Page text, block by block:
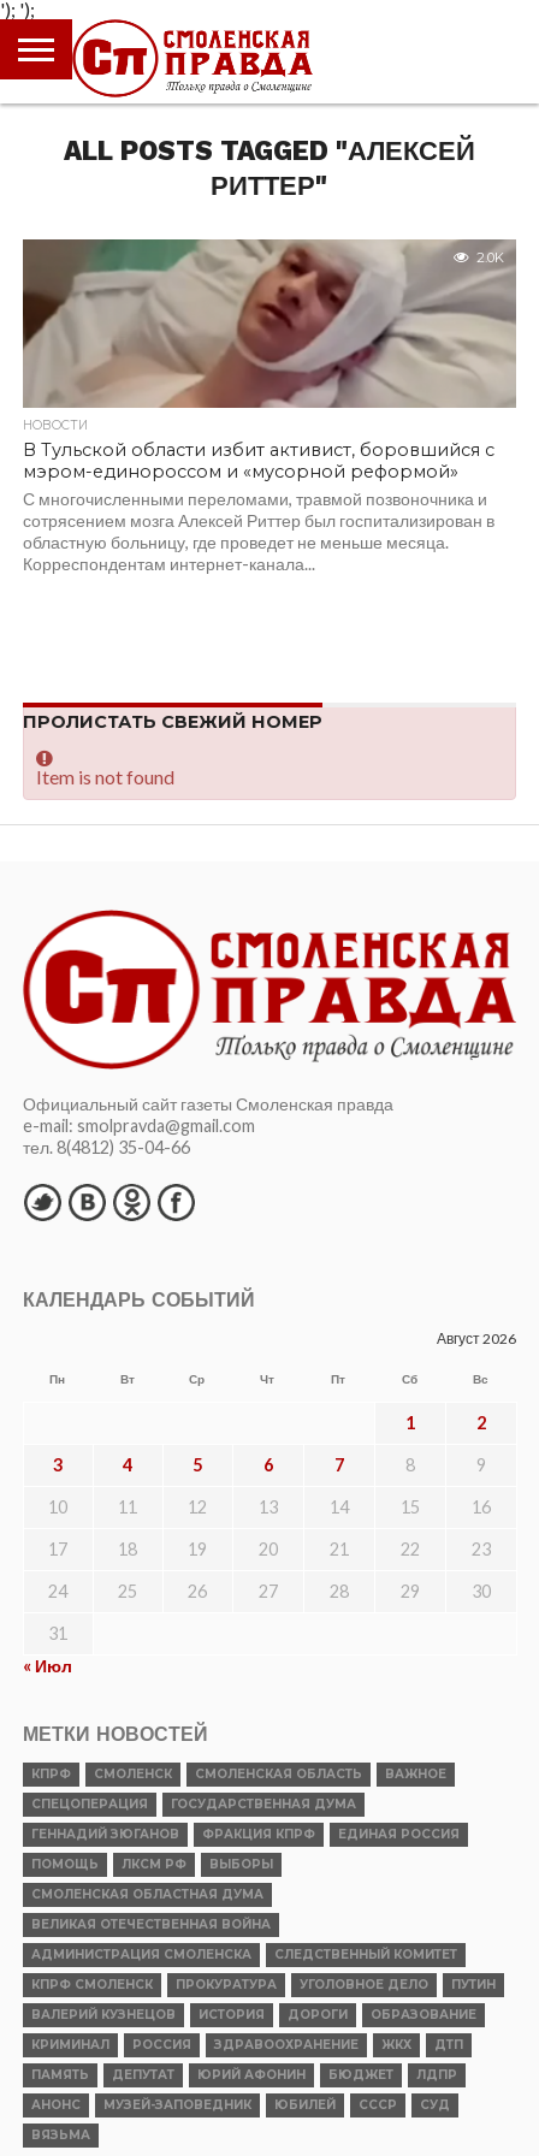
');
ГЛАВНАЯ
НОВОСТИ
ПРОИСШЕСТВИЯ
ПОЛИТИКА
КУЛЬТУРА
ЭКОНОМИКА
ОБЩЕСТВО
БЛОГИ
ALL POSTS TAGGED "АЛЕКСЕЙ
РИТТЕР"
2.0K
НОВОСТИ
В Тульской области избит активист, боровшийся с
мэром-единороссом и «мусорной реформой»
С многочисленными переломами, травмой позвоночника и
сотрясением мозга Алексей Риттер был госпитализирован в
областную больницу, где проведет не меньше месяца.
Корреспондентам интернет-канала...
ПРОЛИСТАТЬ СВЕЖИЙ НОМЕР
Item is not found
Официальный сайт газеты Смоленская правда
e-mail: smolpravda@gmail.com
тел. 8(4812) 35-04-66
КАЛЕНДАРЬ СОБЫТИЙ
Август 2026
Пн Вт Ср Чт Пт Сб Вс
1 2
3 4 5 6 7 8 9
10 11 12 13 14 15 16
17 18 19 20 21 22 23
24 25 26 27 28 29 30
31
« Июл
МЕТКИ НОВОСТЕЙ
КПРФ СМОЛЕНСК СМОЛЕНСКАЯ ОБЛАСТЬ
ВАЖНОЕ
СПЕЦОПЕРАЦИЯ
ГОСУДАРСТВЕННАЯ ДУМА
ГЕННАДИЙ ЗЮГАНОВ
ФРАКЦИЯ КПРФ
ЕДИНАЯ РОССИЯ
ПОМОЩЬ
ЛКСМ РФ
ВЫБОРЫ
СМОЛЕНСКАЯ ОБЛАСТНАЯ ДУМА
ВЕЛИКАЯ ОТЕЧЕСТВЕННАЯ ВОЙНА
АДМИНИСТРАЦИЯ СМОЛЕНСКА
СЛЕДСТВЕННЫЙ КОМИТЕТ
КПРФ СМОЛЕНСК
ПРОКУРАТУРА УГОЛОВНОЕ ДЕЛО
ПУТИН
ВАЛЕРИЙ КУЗНЕЦОВ
ИСТОРИЯ ДОРОГИ
ОБРАЗОВАНИЕ
КРИМИНАЛ
РОССИЯ ЗДРАВООХРАНЕНИЕ ЖКХ
ДТП
ПАМЯТЬ
ДЕПУТАТ ЮРИЙ АФОНИН БЮДЖЕТ
ЛДПР
АНОНС
МУЗЕЙ-ЗАПОВЕДНИК ЮБИЛЕЙ СССР
СУД
ВЯЗЬМА
');